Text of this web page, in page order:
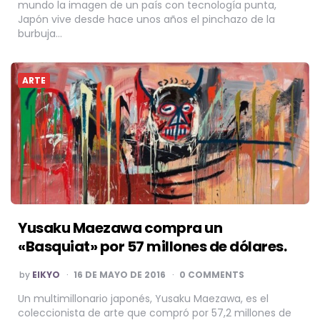
mundo la imagen de un país con tecnología punta,
Japón vive desde hace unos años el pinchazo de la
burbuja…
ARTE
Yusaku Maezawa compra un
«Basquiat» por 57 millones de dólares.
POSTED
BY
by EIKYO 16 DE MAYO DE 2016 0 COMMENTS
Un multimillonario japonés, Yusaku Maezawa, es el
coleccionista de arte que compró por 57,2 millones de